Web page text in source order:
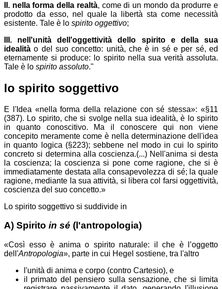
II. nella forma della realtà, come di un mondo da produrre e
prodotto da esso, nel quale la libertà sta come necessità
esistente. Tale è lo spirito oggettivo;
III. nell'unità dell'oggettività dello spirito e della sua
idealità o del suo concetto: unità, che è in sé e per sé, ed
eternamente si produce: lo spirito nella sua verità assoluta.
Tale è lo spirito assoluto."
lo spirito soggettivo
E l'Idea «nella forma della relazione con sé stessa»: «§11
(387). Lo spirito, che si svolge nella sua idealità, è lo spirito
in quanto conoscitivo. Ma il conoscere qui non viene
concepito meramente come è nella determinazione dell'idea
in quanto logica (§223); sebbene nel modo in cui lo spirito
concreto si determina alla coscienza.(...) Nell'anima si desta
la coscienza; la coscienza si pone come ragione, che si è
immediatamente destata alla consapevolezza di sé; la quale
ragione, mediante la sua attività, si libera col farsi oggettività,
coscienza del suo concetto.»
Lo spirito soggettivo si suddivide in
A) Spirito in sé (l'antropologia)
«Così esso è anima o spirito naturale: il che è l’oggetto
dell'Antropologia», parte in cui Hegel sostiene, tra l'altro
l'unità di anima e corpo (contro Cartesio), e
il primato del pensiero sulla sensazione, che si limita